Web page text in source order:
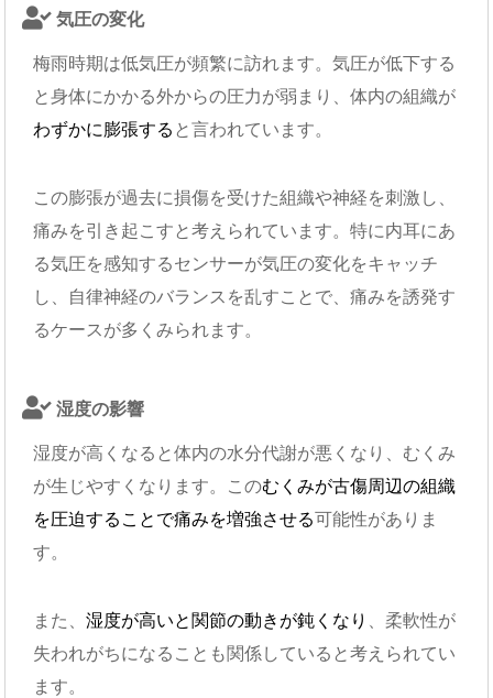
気圧の変化
梅雨時期は低気圧が頻繁に訪れます。気圧が低下する
と身体にかかる外からの圧力が弱まり、体内の組織が
わずかに膨張する と言われています。
この膨張が過去に損傷を受けた組織や神経を刺激し、
痛みを引き起こすと考えられています。特に内耳にあ
る気圧を感知するセンサーが気圧の変化をキャッチ
し、自律神経のバランスを乱すことで、痛みを誘発す
るケースが多くみられます。
湿度の影響
湿度が高くなると体内の水分代謝が悪くなり、むくみ
が生じやすくなります。このむくみが古傷周辺の組織
を圧迫することで痛みを増強させる可能性がありま
す。
また、 湿度が高いと関節の動きが鈍くなり
、柔軟性が
失われがちになることも関係していると考えられてい
ます。